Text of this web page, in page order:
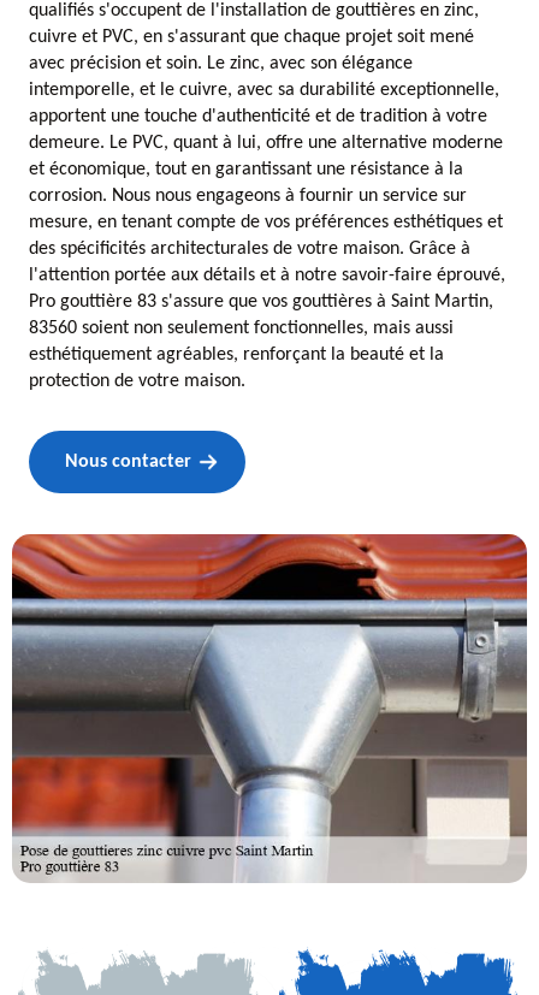
qualifiés s'occupent de l'installation de gouttières en zinc,
cuivre et PVC, en s'assurant que chaque projet soit mené
avec précision et soin. Le zinc, avec son élégance
intemporelle, et le cuivre, avec sa durabilité exceptionnelle,
apportent une touche d'authenticité et de tradition à votre
demeure. Le PVC, quant à lui, offre une alternative moderne
et économique, tout en garantissant une résistance à la
corrosion. Nous nous engageons à fournir un service sur
mesure, en tenant compte de vos préférences esthétiques et
des spécificités architecturales de votre maison. Grâce à
l'attention portée aux détails et à notre savoir-faire éprouvé,
Pro gouttière 83 s'assure que vos gouttières à Saint Martin,
83560 soient non seulement fonctionnelles, mais aussi
esthétiquement agréables, renforçant la beauté et la
protection de votre maison.
Nous contacter